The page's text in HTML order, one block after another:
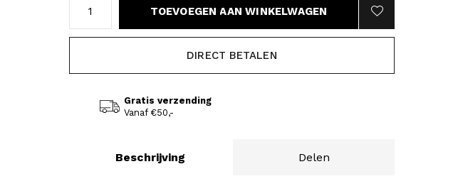
TOEVOEGEN AAN WINKELWAGEN
DIRECT BETALEN
Gratis verzending
Vanaf €50,-
Beschrijving Delen